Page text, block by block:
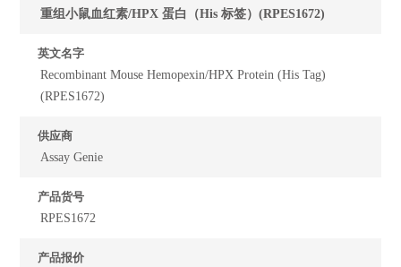
重组小鼠血红素/HPX 蛋白（His 标签）(RPES1672)
英文名字
Recombinant Mouse Hemopexin/HPX Protein (His Tag)
(RPES1672)
供应商
Assay Genie
产品货号
RPES1672
产品报价